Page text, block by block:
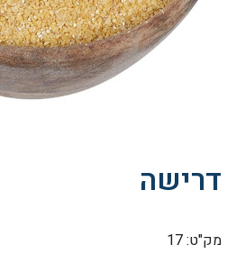
דרישה
מק"ט: 17